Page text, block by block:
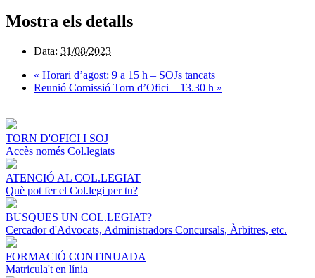
Mostra els detalls
Data: 31/08/2023
« Horari d’agost: 9 a 15 h – SOJs tancats
Reunió Comissió Torn d’Ofici – 13.30 h »
TORN D'OFICI I SOJ
Accès només Col.legiats
ATENCIÓ AL COL.LEGIAT
Què pot fer el Col.legi per tu?
BUSQUES UN COL.LEGIAT?
Cercador d'Advocats, Administradors Concursals, Àrbitres, etc.
FORMACIÓ CONTINUADA
Matricula't en línia